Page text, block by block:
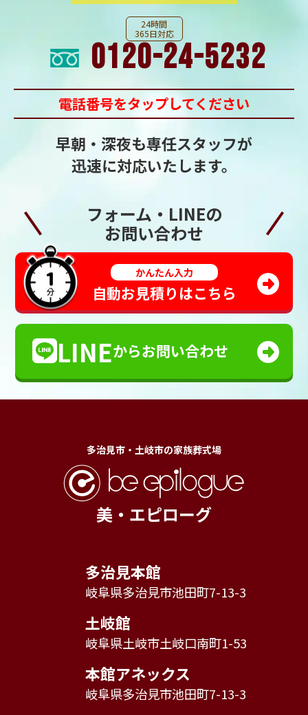
24時間
365日対応
0120-24-5232
電話番号をタップしてください
早朝・深夜も専任スタッフが
迅速に対応いたします。
フォーム・LINEの
お問い合わせ
かんたん入力
自動お見積りはこちら
LINEからお問い合わせ
多治見市・土岐市の家族葬式場
美・エピローグ
多治見本館
岐阜県多治見市池田町7-13-3
土岐館
岐阜県土岐市土岐口南町1-53
本館アネックス
岐阜県多治見市池田町7-13-3